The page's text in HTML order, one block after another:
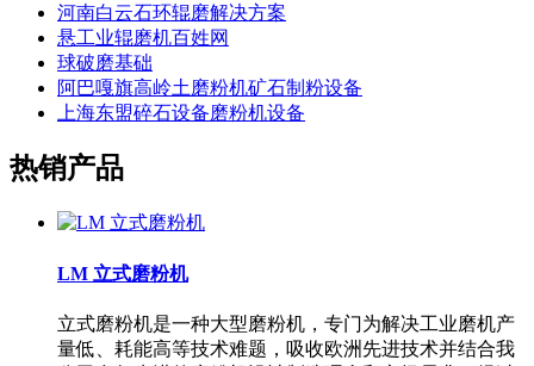
河南白云石环辊磨解决方案
悬工业辊磨机百姓网
球破磨基础
阿巴嘎旗高岭土磨粉机矿石制粉设备
上海东盟碎石设备磨粉机设备
热销产品
LM 立式磨粉机
立式磨粉机是一种大型磨粉机，专门为解决工业磨机产
量低、耗能高等技术难题，吸收欧洲先进技术并结合我